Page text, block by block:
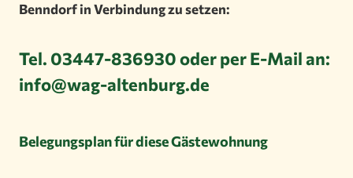
Benndorf in Verbindung zu setzen:
Tel. 03447-836930 oder per E-Mail an:
info@wag-altenburg.de
Belegungsplan für diese Gästewohnung